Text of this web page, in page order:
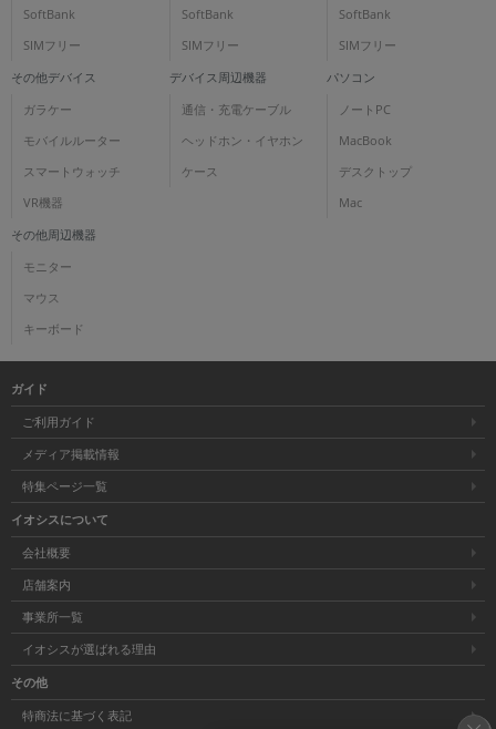
SoftBank
SIMフリー
SoftBank
SIMフリー
SoftBank
SIMフリー
その他デバイス
ガラケー
モバイルルーター
スマートウォッチ
VR機器
デバイス周辺機器
通信・充電ケーブル
ヘッドホン・イヤホン
ケース
パソコン
ノートPC
MacBook
デスクトップ
Mac
その他周辺機器
モニター
マウス
キーボード
ガイド
ご利用ガイド
メディア掲載情報
特集ページ一覧
イオシスについて
会社概要
店舗案内
事業所一覧
イオシスが選ばれる理由
その他
特商法に基づく表記